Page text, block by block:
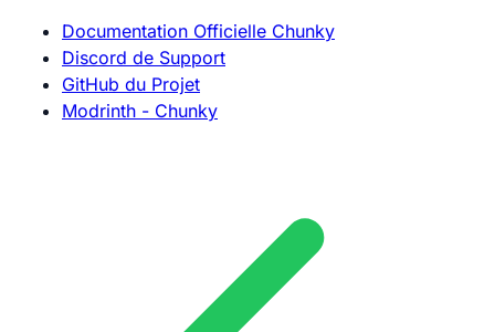
Documentation Officielle Chunky
Discord de Support
GitHub du Projet
Modrinth - Chunky